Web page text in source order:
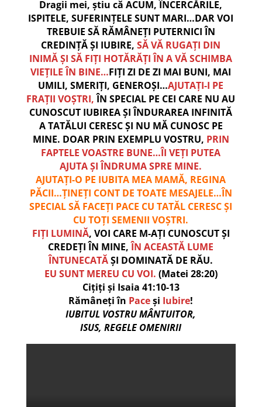
Dragii mei, știu că ACUM, ÎNCERCĂRILE,
ISPITELE, SUFERINȚELE SUNT MARI…DAR VOI
TREBUIE SĂ RĂMÂNEȚI PUTERNICI ÎN
CREDINȚĂ ȘI IUBIRE,SĂ VĂ RUGAȚI DIN
INIMĂ ȘI SĂ FIȚI HOTĂRĂȚI ÎN A VĂ SCHIMBA
VIEȚILE ÎN BINE…FIȚI ZI DE ZI MAI BUNI, MAI
UMILI, SMERIȚI, GENEROȘI…AJUTAȚI-I PE
FRAȚII VOȘTRI,ÎN SPECIAL PE CEI CARE NU AU
CUNOSCUT IUBIREA ȘI ÎNDURAREA INFINITĂ
A TATĂLUI CERESC ȘI NU MĂ CUNOSC PE
MINE. DOAR PRIN EXEMPLU VOSTRU, PRIN
FAPTELE VOASTRE BUNE…ÎI VEȚI PUTEA
AJUTA ȘI ÎNDRUMA SPRE MINE.
AJUTAȚI-O PE IUBITA MEA MAMĂ, REGINA
PĂCII…ȚINEȚI CONT DE TOATE MESAJELE…ÎN
SPECIAL SĂ FACEȚI PACE CU TATĂL CERESC ȘI
CU TOȚI SEMENII VOȘTRI.
FIȚI LUMINĂ, VOI CARE M-AȚI CUNOSCUT ȘI
CREDEȚI ÎN MINE,ÎN ACEASTĂ LUME
ÎNTUNECATĂȘI DOMINATĂ DE RĂU.
EU SUNT MEREU CU VOI. (Matei 28:20)
Cițiți și Isaia 41:10-13
Rămâneți în Paceși Iubire!
IUBITUL VOSTRU MÂNTUITOR,
ISUS, REGELE OMENIRII